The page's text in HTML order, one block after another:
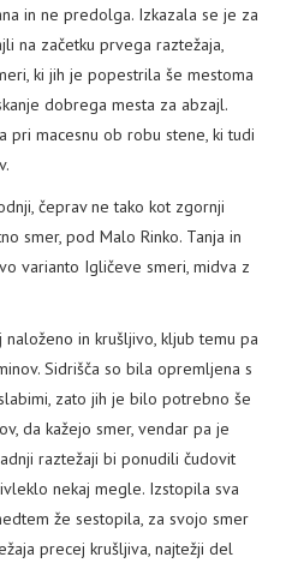
in ne predolga. Izkazala se je za
na začetku prvega raztežaja,
ki jih je popestrila še mestoma
dobrega mesta za abzajl.
pri macesnu ob robu stene, ki tudi
čeprav ne tako kot zgornji
smer, pod Malo Rinko. Tanja in
varianto Igličeve smeri, midva z
in krušljivo, kljub temu pa
Sidrišča so bila opremljena s
zato jih je bilo potrebno še
da kažejo smer, vendar pa je
raztežaji bi ponudili čudovit
nekaj megle. Izstopila sva
že sestopila, za svojo smer
precej krušljiva, najtežji del